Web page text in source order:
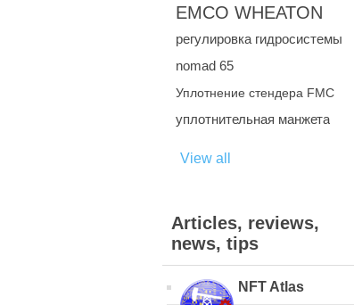
EMCO WHEATON
регулировка гидросистемы
nomad 65
Уплотнение стендера FMC
уплотнительная манжета
View all
Articles, reviews,
news, tips
NFT Atlas